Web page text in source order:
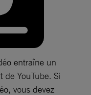
entraîne un
de YouTube. Si
vous devez